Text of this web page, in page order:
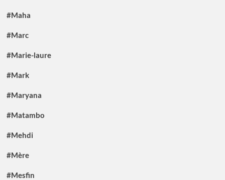
#Maha
#Marc
#Marie-laure
#Mark
#Maryana
#Matambo
#Mehdi
#Mère
#Mesfin